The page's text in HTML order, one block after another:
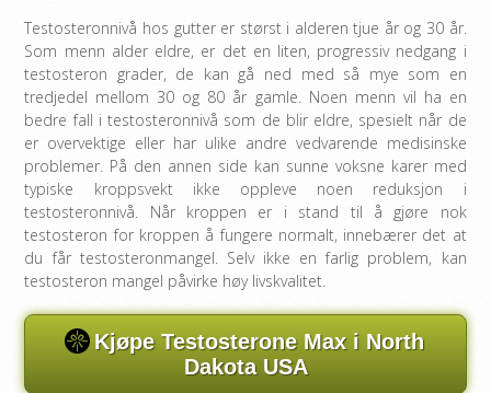
Testosteronnivå hos gutter er størst i alderen tjue år og 30 år.
Som menn alder eldre, er det en liten, progressiv nedgang i
testosteron grader, de kan gå ned med så mye som en
tredjedel mellom 30 og 80 år gamle. Noen menn vil ha en
bedre fall i testosteronnivå som de blir eldre, spesielt når de
er overvektige eller har ulike andre vedvarende medisinske
problemer. På den annen side kan sunne voksne karer med
typiske kroppsvekt ikke oppleve noen reduksjon i
testosteronnivå. Når kroppen er i stand til å gjøre nok
testosteron for kroppen å fungere normalt, innebærer det at
du får testosteronmangel. Selv ikke en farlig problem, kan
testosteron mangel påvirke høy livskvalitet.
Kjøpe Testosterone Max i North
Dakota USA